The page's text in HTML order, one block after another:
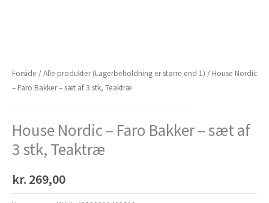
Forside /Alle produkter (Lagerbeholdning er større end 1) / House Nordic
– Faro Bakker – sæt af 3 stk, Teaktræ
House Nordic – Faro Bakker – sæt af
3 stk, Teaktræ
kr. 269,00